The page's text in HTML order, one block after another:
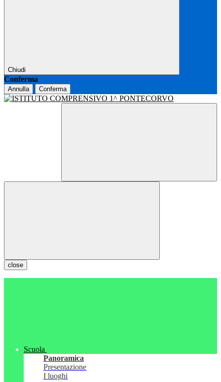
Chiudi
Conferma
Annulla Conferma
close
Scuola
Panoramica
Presentazione
I luoghi